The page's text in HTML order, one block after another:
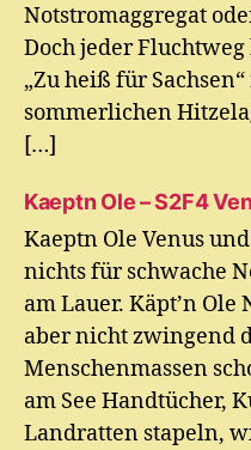
Notstromaggregat
Doch jeder Fluchtweg
„Zu heiß für
sommerlichen
[…]
Kaeptn Ole – S2F4
Kaeptn Ole Venus
nichts für schwache
am Lauer. Käpt’n Ole
aber nicht zwingend
Menschenmassen
am See Handtücher,
Landratten stapeln,